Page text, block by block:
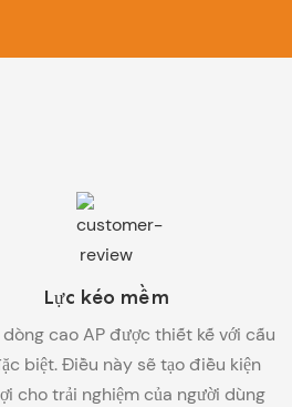
Lực kéo mềm
cao AP được thiết kế với cấu
biệt. Điều này sẽ tạo điều kiện
cho trải nghiệm của người dùng